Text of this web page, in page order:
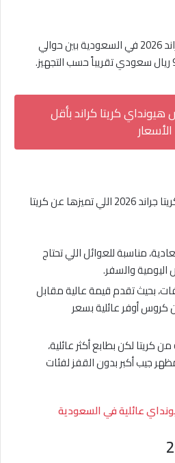
تتراوح أسعار هيونداي كريتا جراند 2026 في السعودية بين حوالي
كريتا كراند بأقل
الأسعار
وفيما يلي أبرز مزايا هيونداي كريتا جراند 2026 اللي تميزها عن كريتا
مناسبة للعوائل اللي تحتاج
اليومية والسفر.
بحيث تقدم قيمة عالية مقابل
أوفر عائلية بسعر
لكن بطابع أكثر عائلية،
جيب أكبر بدون القفز لفئات
عائلية في السعودية